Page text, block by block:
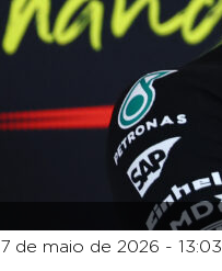
7 de maio de 2026 - 13:03